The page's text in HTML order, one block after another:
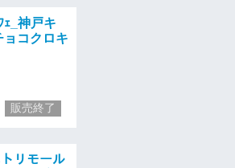
ｪ_神戸キ
コクロキ
販売終了
リモール